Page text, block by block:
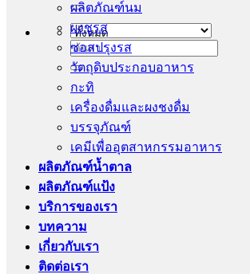
ค้นหา:
ผลิตภัณฑ์นม
ผงชูรส
ซอสปรุงรส
วัตถุดิบประกอบอาหาร
กะทิ
เครื่องดื่มและผงชงดื่ม
บรรจุภัณฑ์
เคมีเพื่ออุตสาหกรรมอาหาร
ผลิตภัณฑ์น้ำตาล
ผลิตภัณฑ์แป้ง
บริการของเรา
บทความ
เกี่ยวกับเรา
ติดต่อเรา